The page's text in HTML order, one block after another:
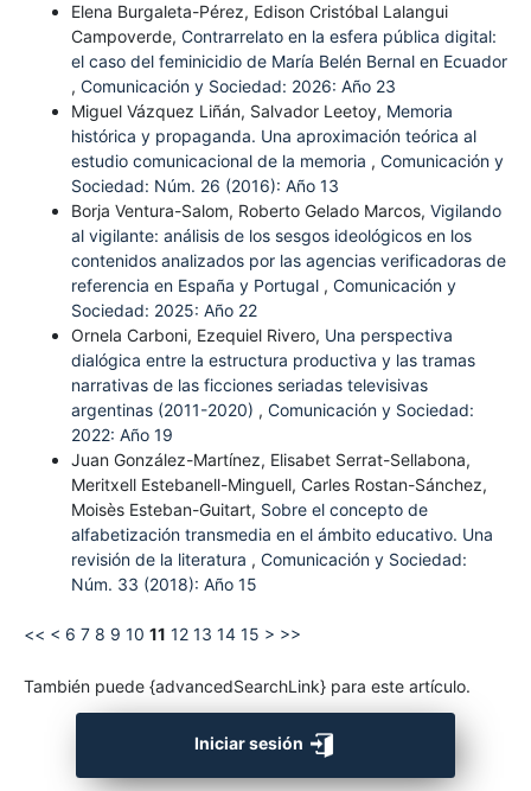
Elena Burgaleta-Pérez, Edison Cristóbal Lalangui
Campoverde, Contrarrelato en la esfera pública digital:
el caso del feminicidio de María Belén Bernal en Ecuador
, Comunicación y Sociedad: 2026: Año 23
Miguel Vázquez Liñán, Salvador Leetoy, Memoria
histórica y propaganda. Una aproximación teórica al
estudio comunicacional de la memoria , Comunicación y
Sociedad: Núm. 26 (2016): Año 13
Borja Ventura-Salom, Roberto Gelado Marcos, Vigilando
al vigilante: análisis de los sesgos ideológicos en los
contenidos analizados por las agencias verificadoras de
referencia en España y Portugal , Comunicación y
Sociedad: 2025: Año 22
Ornela Carboni, Ezequiel Rivero, Una perspectiva
dialógica entre la estructura productiva y las tramas
narrativas de las ficciones seriadas televisivas
argentinas (2011-2020) , Comunicación y Sociedad:
2022: Año 19
Juan González-Martínez, Elisabet Serrat-Sellabona,
Meritxell Estebanell-Minguell, Carles Rostan-Sánchez,
Moisès Esteban-Guitart, Sobre el concepto de
alfabetización transmedia en el ámbito educativo. Una
revisión de la literatura , Comunicación y Sociedad:
Núm. 33 (2018): Año 15
<< < 6 7 8 9 10 11 12 13 14 15 > >>
También puede {advancedSearchLink} para este artículo.
Iniciar sesión